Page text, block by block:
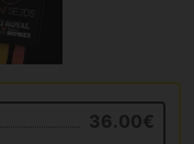
36.00€